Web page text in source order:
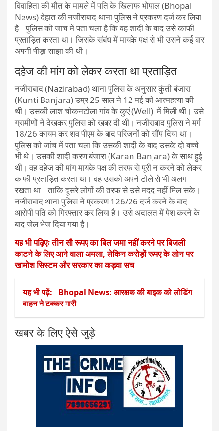
विवाहिता की मौत के मामले में पति के खिलाफ भोपाल (Bhopal
News) देहात की नजीराबाद थाना पुलिस ने प्रकरण दर्ज कर लिया
है। पुलिस को जांच में पता चला है कि वह शादी के बाद उसे काफी
प्रताड़ित करता था। जिसके संबंध में मायके पक्ष से भी उसने कई बार
अपनी पीड़ा साझा की थी।
दहेज की मांग को लेकर करता था प्रताड़ित
नजीराबाद (Nazirabad) थाना पुलिस के अनुसार कुंती बंजारा
(Kunti Banjara) उम्र 25 साल ने 12 मई को आत्महत्या की
थी। उसकी लाश चोकनटोला गांव के कुएं (Well) में मिली थी। उसे
ग्रामीणों ने देखकर पुलिस को खबर दी थी। नजीराबाद पुलिस ने मर्ग
18/26 कायम कर शव पीएम के बाद परिजनों को सौंप दिया था।
पुलिस को जांच में पता चला कि उसकी शादी के बाद उसके दो बच्चे
भी थे। उसकी शादी करण बंजारा (Karan Banjara) के साथ हुई
थी। वह दहेज की मांग मायके पक्ष की तरफ से पूरी न करने को लेकर
काफी प्रताड़ित करता था। वह उसको अपने टोले से भी अलग
रखता था। ताकि दूसरे लोगों की तरफ से उसे मदद नहीं मिल सके।
नजीराबाद थाना पुलिस ने प्रकरण 126/26 दर्ज करने के बाद
आरोपी पति को गिरफ्तार कर लिया है। उसे अदालत में पेश करने के
बाद जेल भेज दिया गया है।
यह भी पढ़िएः तीन सौ रूपए का बिल जमा नहीं करने पर बिजली
काटने के लिए आने वाला अमला, लेकिन करोड़ों रूपए के लोन पर
खामोश सिस्टम और सरकार का कड़वा सच
यह भी पढ़ें:
Bhopal News: आरक्षक की बाइक को लोडिंग
वाहन ने टक्कर मारी
खबर के लिए ऐसे जुड़े